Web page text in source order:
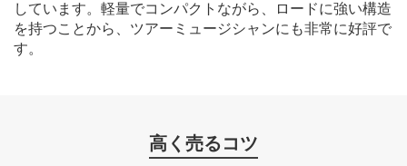
しています。軽量でコンパクトながら、ロードに強い構造
を持つことから、ツアーミュージシャンにも非常に好評で
す。
高く売るコツ